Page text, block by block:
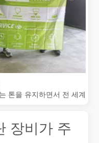
장비가 주